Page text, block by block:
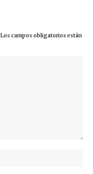
Los campos obligatorios están